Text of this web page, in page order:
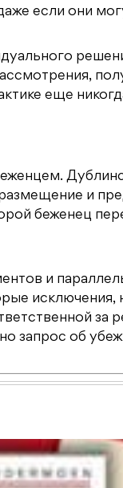
если они
еще
и
беженец
и
исключения,
за
запрос об